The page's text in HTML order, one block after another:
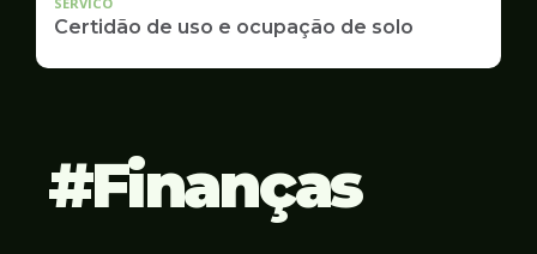
Certidão de uso e ocupação de solo
Finanças